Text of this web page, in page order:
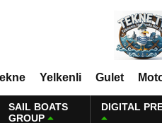
Yelkenli Gulet
SAIL BOATS
GROUP
DIGITAL